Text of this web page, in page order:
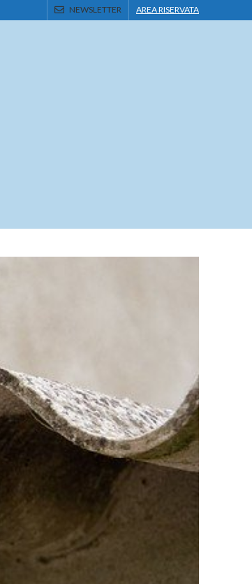
NEWSLETTER AREA RISERVATA